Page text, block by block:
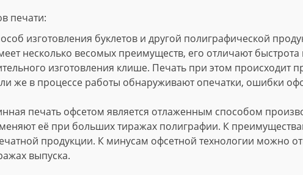
печати:
изготовления буклетов и другой полиграфической
несколько весомых преимуществ, его отличают быстрота
изготовления клише. Печать при этом
же в процессе работы обнаруживают опечатки, ошибки
печать офсетом является отлаженным способом
её при больших тиражах полиграфии. К
продукции. К минусам офсетной технологии можно
выпуска.